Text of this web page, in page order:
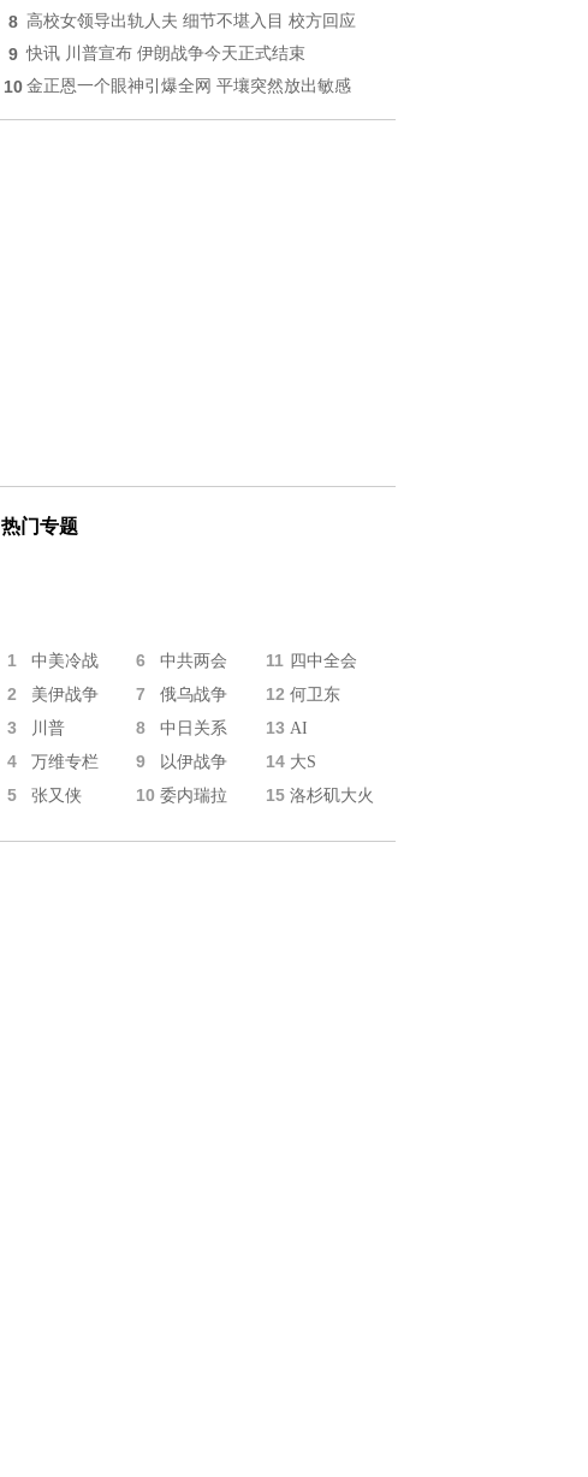
8 高校女领导出轨人夫 细节不堪入目 校方回应
9 快讯 川普宣布 伊朗战争今天正式结束
10 金正恩一个眼神引爆全网 平壤突然放出敏感
热门专题
1 中美冷战 6 中共两会 11 四中全会
2 美伊战争 7 俄乌战争 12 何卫东
3 川普 8 中日关系 13 AI
4 万维专栏 9 以伊战争 14 大S
5 张又侠 10 委内瑞拉 15 洛杉矶大火